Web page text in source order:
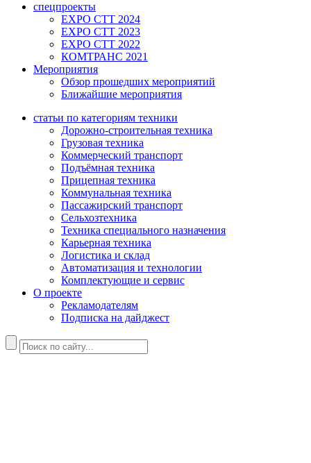
спецпроекты
EXPO CTT 2024
EXPO CTT 2023
EXPO CTT 2022
КОМТРАНС 2021
Мероприятия
Обзор прошедших мероприятий
Ближайшие мероприятия
статьи по категориям техники
Дорожно-строительная техника
Грузовая техника
Коммерческий транспорт
Подъёмная техника
Прицепная техника
Коммунальная техника
Пассажирский транспорт
Сельхозтехника
Техника специального назначения
Карьерная техника
Логистика и склад
Автоматизация и технологии
Комплектующие и сервис
О проекте
Рекламодателям
Подписка на дайджест